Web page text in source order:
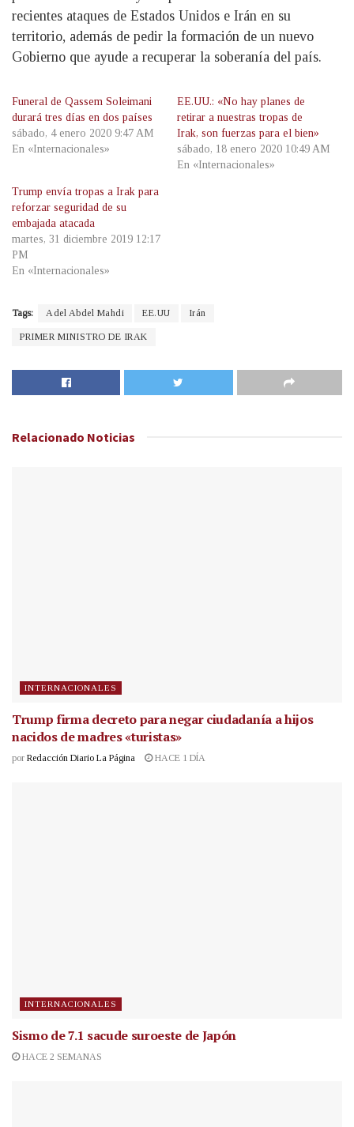
recientes ataques de Estados Unidos e Irán en su
territorio, además de pedir la formación de un nuevo
Gobierno que ayude a recuperar la soberanía del país.
Funeral de Qassem Soleimani
durará tres días en dos países
sábado, 4 enero 2020 9:47 AM
En «Internacionales»
EE.UU.: «No hay planes de
retirar a nuestras tropas de
Irak, son fuerzas para el bien»
sábado, 18 enero 2020 10:49 AM
En «Internacionales»
Trump envía tropas a Irak para
reforzar seguridad de su
embajada atacada
martes, 31 diciembre 2019 12:17
PM
En «Internacionales»
Tags: Adel Abdel Mahdi EE.UU Irán
PRIMER MINISTRO DE IRAK
Relacionado Noticias
INTERNACIONALES
Trump firma decreto para negar ciudadanía a hijos
nacidos de madres «turistas»
por Redacción Diario La Página HACE 1 DÍA
INTERNACIONALES
Sismo de 7.1 sacude suroeste de Japón
HACE 2 SEMANAS